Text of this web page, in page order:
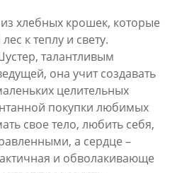
хлебных крошек, которые
к теплу и свету.
талантливым
она учит создавать
целительных
покупки любимых
свое тело, любить себя,
а сердце –
и обволакивающе